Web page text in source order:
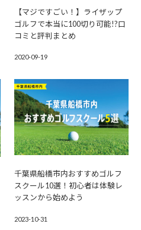
【マジですごい！】ライザップ
ゴルフで本当に100切り可能!?口
コミと評判まとめ
2020-09-19
千葉県船橋市内おすすめゴルフ
スクール10選！初心者は体験レ
ッスンから始めよう
2023-10-31